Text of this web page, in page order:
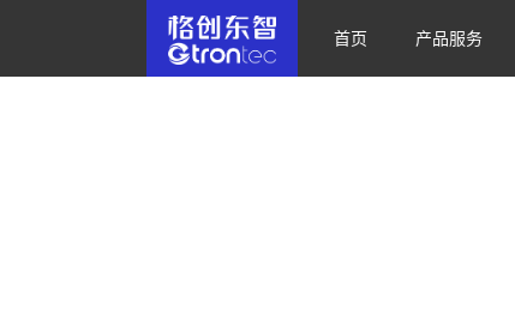
首页 产品服务